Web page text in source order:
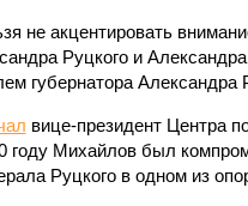
не акцентировать
Руцкого и
губернатора Александра
вице-президент Центра
году Михайлов был
Руцкого в одном из